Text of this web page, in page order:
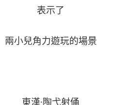
表示了
兩小兒角力遊玩的場景
東漢·陶弋射俑